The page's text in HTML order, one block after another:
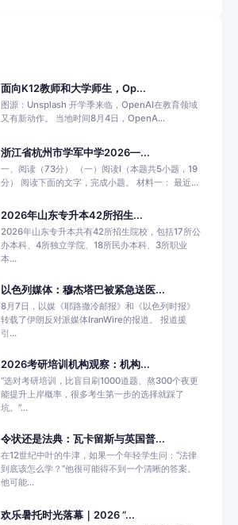
面向K12教师和大学师生，Op...
图源：Unsplash 开学季来临，OpenAI在教育领域
又有新动作。 当地时间8月4日，OpenA...
浙江省杭州市学军中学2026—...
一、阅读（73分） （一）阅读Ⅰ（本题共5小题，19
分） 阅读下面的文字，完成小题。 材料一： 最近...
2026年山东专升本42所招生...
2026年山东专升本共有42所招生院校，包括17所公
办本科、4所独立学院、18所民办本科、3所职业
本...
以色列媒体：穆杰塔巴被紧急送医...
8月7日，以媒《耶路撒冷邮报》和《以色列时报》
转载了伊朗反对派媒体IranWire的报道。 报道援
引...
2026考研培训机构观察：机构...
“选对考研培训，比盲目刷1000道题、熬300个夜更
能提升上岸概率，很多考生第一步的选择就踩了
坑。”...
令状还是法典：瓦卡留斯与英国普...
在12世纪中叶的牛津，如果一个年轻学生问：“法律
到底该怎么学？”他很可能得不到一个清晰的答案。
他可能...
欢乐暑托时光落幕｜2026 “...